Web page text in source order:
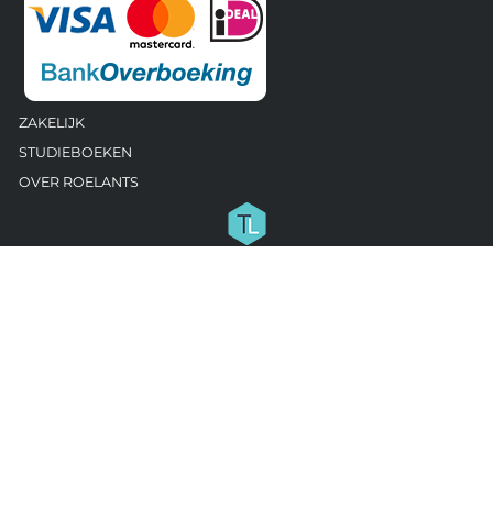
ZAKELIJK
STUDIEBOEKEN
OVER ROELANTS